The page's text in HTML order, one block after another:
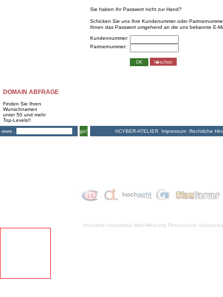
DOMAIN ABFRAGE
Finden Sie Ihren
Wunschnamen
unter 50 und mehr
Top-Levels!!
www .
go!
Sie haben Ihr Passwort nicht zur Hand?
Schicken Sie uns Ihre Kundenummer oder
Ihnen das Passwort umgehend an die uns bekannte E-
Kundennummer:
Partnernummer:
©CYBER-ATELIER Impressum Rechtliche
hochacht crossmedia Web-Werbung Firmensuche